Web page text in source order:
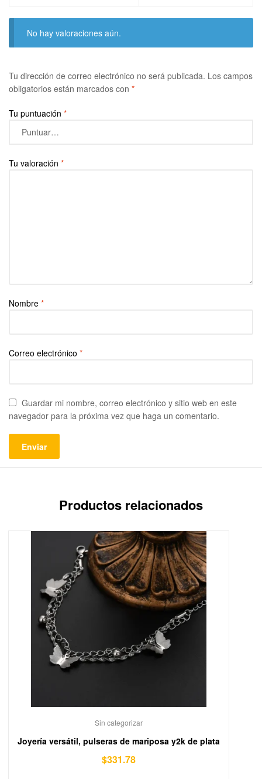
No hay valoraciones aún.
Tu dirección de correo electrónico no será publicada. Los campos
obligatorios están marcados con *
Tu puntuación *
Tu valoración *
Nombre *
Correo electrónico *
Guardar mi nombre, correo electrónico y sitio web en este
navegador para la próxima vez que haga un comentario.
Productos relacionados
Sin categorizar
Joyería versátil, pulseras de mariposa y2k de plata
$331.78